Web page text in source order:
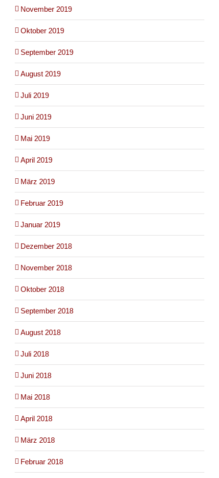
November 2019
Oktober 2019
September 2019
August 2019
Juli 2019
Juni 2019
Mai 2019
April 2019
März 2019
Februar 2019
Januar 2019
Dezember 2018
November 2018
Oktober 2018
September 2018
August 2018
Juli 2018
Juni 2018
Mai 2018
April 2018
März 2018
Februar 2018